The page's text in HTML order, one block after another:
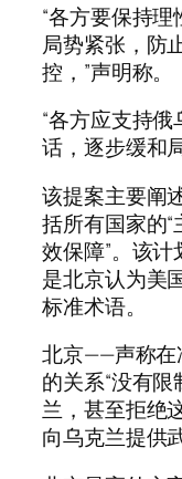
“各方要保持
局势紧张，防
控，”声明称。
“各方应支持
话，逐步缓和
该提案主要阐
括所有国家的
效保障”。该计
是北京认为美
标准术语。
北京——声称
的关系“没有
兰，甚至拒绝
向乌克兰提供